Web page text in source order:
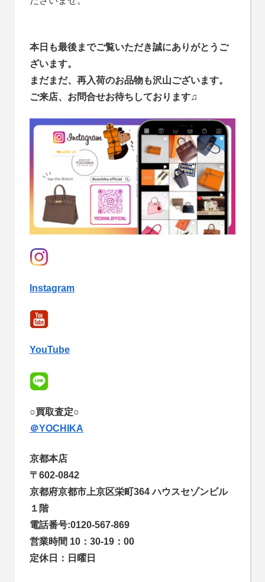
本日も最後までご覧いただき誠にありがとうご
ざいます。
まだまだ、再入荷のお品物も沢山ございます。
ご来店、お問合せお待ちしております♫
Instagram
YouTube
○買取査定○
＠YOCHIKA
京都本店
〒602-0842
京都府京都市上京区栄町364 ハウスセゾンビル
１階
電話番号:0120-567-869
営業時間 10：30-19：00
定休日：日曜日